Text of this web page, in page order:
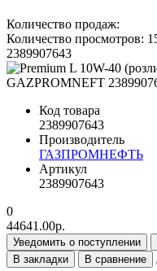
Количество продаж:
Количество просмотров:
2389907643
Код товара
2389907643
Производитель
ГАЗПРОМНЕФТЬ
Артикул
2389907643
0
44641.00р.
Уведомить о поступлении
В закладки
В сравнение